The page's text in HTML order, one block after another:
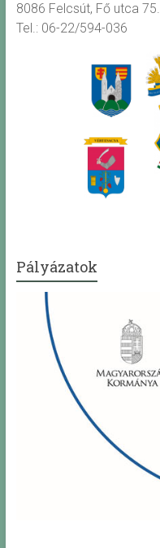
8086 Felcsút, Fő utca 75.
Tel.: 06-22/594-036
Pályázatok